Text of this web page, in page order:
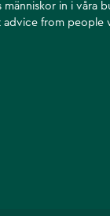
människor in i våra
advice from people